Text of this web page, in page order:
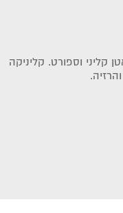
קליני וספורט. קליניקה